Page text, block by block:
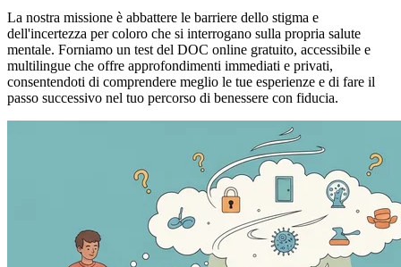
La nostra missione è abbattere le barriere dello stigma e
dell'incertezza per coloro che si interrogano sulla propria salute
mentale. Forniamo un test del DOC online gratuito, accessibile e
multilingue che offre approfondimenti immediati e privati,
consentendoti di comprendere meglio le tue esperienze e di fare il
passo successivo nel tuo percorso di benessere con fiducia.